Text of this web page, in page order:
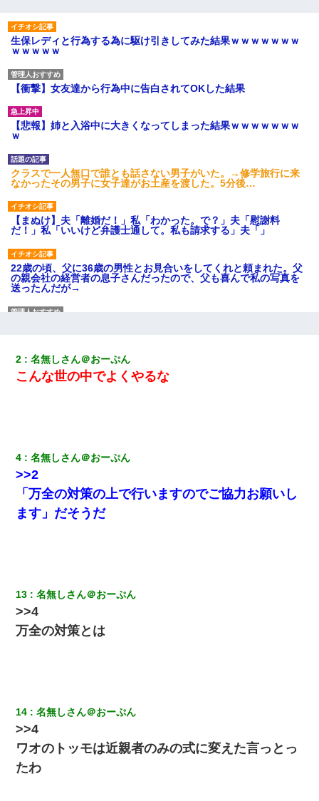
生保レディと行為する為に駆け引きしてみた結果ｗｗｗｗｗｗｗ
ｗｗｗｗｗ
【衝撃】女友達から行為中に告白されてOKした結果
【悲報】姉と入浴中に大きくなってしまった結果ｗｗｗｗｗｗｗ
ｗ
クラスで一人無口で誰とも話さない男子がいた。→修学旅行に来
なかったその男子に女子達がお土産を渡した。5分後…
【まぬけ】夫「離婚だ！」私「わかった。で？」夫「慰謝料
だ！」私「いいけど弁護士通して。私も請求する」夫「」
22歳の頃、父に36歳の男性とお見合いをしてくれと頼まれた。父
の親会社の経営者の息子さんだったので、父も喜んで私の写真を
送ったんだが→
子供の頃、母の弟にイタズラされてて中学に入ってから関係を持
ってしまった。拒絶したら「全部バラしてやる」と脅迫されたの
妻が亡くなったんだけど正直ガチで嬉しい
私が遺産を相続。→それを知った義両親が「旅行代金を出せ！」
「リフォーム費用を負担しろ！」「金の管理は私達がする！」と
日曜日、会社の窓を見ると同僚の姿。俺（あれ？ディズニーシー
と！」俺「会社にいない？」→次の瞬間、すごい鳥肌が立った
男だけどリベンジポノレノの被害者になって未だに人生が立ち直
せない
【衝撃】ヤンキー女に「サせて」って言った結果
2 名無しさん＠おーぷん
こんな世の中でよくやるな
4 名無しさん＠おーぷん
>>2
「万全の対策の上で行いますのでご協力お願いし
ます」だそうだ
13 名無しさん＠おーぷん
>>4
万全の対策とは
14 名無しさん＠おーぷん
>>4
ワオのトッモは近親者のみの式に変えた言っとっ
たわ